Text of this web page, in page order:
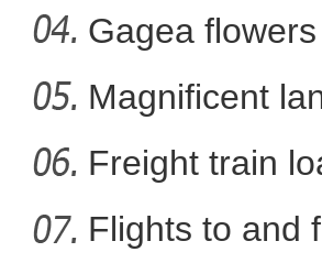
视频：电影
Xi
Gagea
Nal
Magnificent
La
Freight train
Flights to and